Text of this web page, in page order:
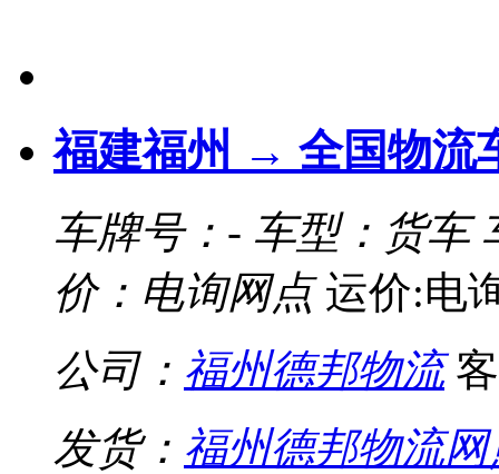
福建福州 → 全国物流
车牌号：- 车型：货车
价：电询网点运价:电
公司： 福州德邦物流客
发货： 福州德邦物流